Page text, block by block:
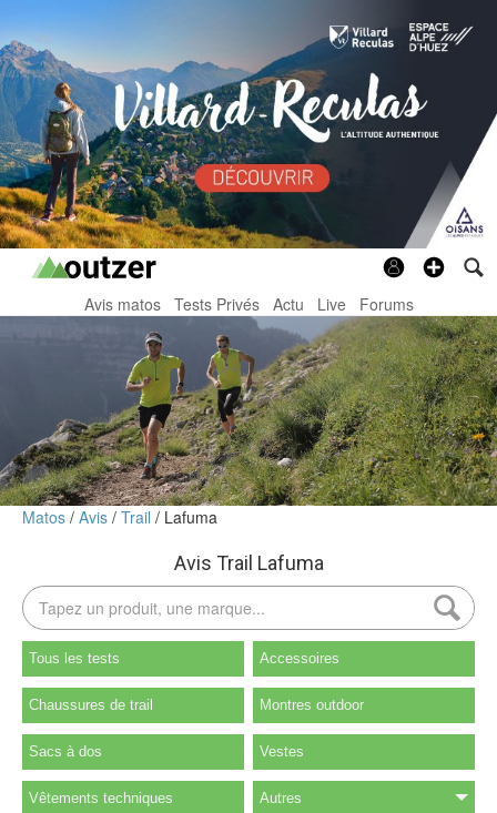
Avis matos Tests Privés Actu Live Forums
Matos Avis Trail Lafuma
Avis Trail Lafuma
Tous les tests Accessoires
Chaussures de trail Montres outdoor
Sacs à dos Vestes
Vêtements techniques Autres